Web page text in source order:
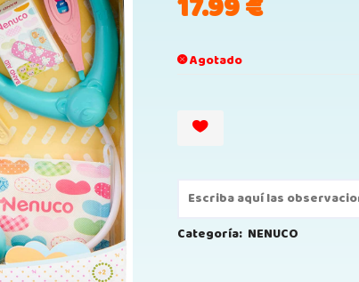
Agotado
Categoría: NENUCO